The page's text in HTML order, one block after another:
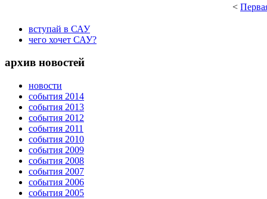
<
вступай в САУ
чего хочет САУ?
архив новостей
новости
события 2014
события 2013
события 2012
события 2011
события 2010
события 2009
события 2008
события 2007
события 2006
события 2005